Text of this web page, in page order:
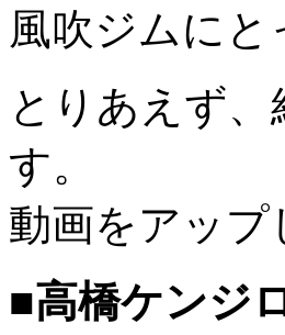
風吹ジムに
とりあえず
す。
動画をアッ
■高橋ケンジ